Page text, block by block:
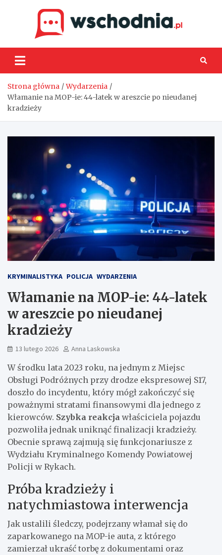
Strona główna
Wydarzenia
Włamanie na MOP-ie: 44-latek w areszcie po nieudanej
kradzieży
KRYMINALISTYKA POLICJA WYDARZENIA
Włamanie na MOP-ie: 44-latek
w areszcie po nieudanej
kradzieży
13 lutego 2026 Anna Laskowska
W środku lata 2023 roku, na jednym z Miejsc
Obsługi Podróżnych przy drodze ekspresowej S17,
doszło do incydentu, który mógł zakończyć się
poważnymi stratami finansowymi dla jednego z
kierowców. Szybka reakcja właściciela pojazdu
pozwoliła jednak uniknąć finalizacji kradzieży.
Obecnie sprawą zajmują się funkcjonariusze z
Wydziału Kryminalnego Komendy Powiatowej
Policji w Rykach.
Próba kradzieży i
natychmiastowa interwencja
Jak ustalili śledczy, podejrzany włamał się do
zaparkowanego na MOP-ie auta, z którego
zamierzał ukraść torbę z dokumentami oraz